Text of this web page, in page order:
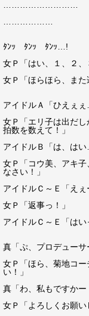
ﾀﾝｯ ﾀﾝｯ ﾀﾝｯ…!
女Ｐ「はい、１、２
女Ｐ「ほらほら、また
アイドルＡ「ひえぇ
女Ｐ「エリ子は出だ
拍数を数えて！」
アイドルＢ「は、は
女Ｐ「コウ美、アキ
なさい！」
アイドルＣ～Ｅ「えぇ
女Ｐ「返事っ！」
アイドルＣ～Ｅ「はい
真「ぷ、プロデュー
女Ｐ「ほら、菊地コ
い！」
真「わ、私もですかー
女Ｐ「よろしくお願い